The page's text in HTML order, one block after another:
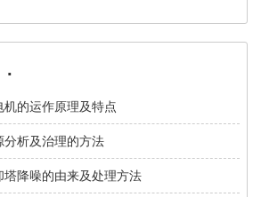
机的运作原理及特点
分析及治理的方法
塔降噪的由来及处理方法